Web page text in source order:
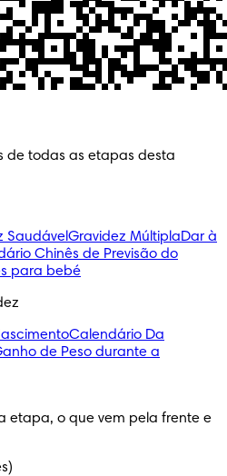
de todas as etapas desta
SaudávelGravidez MúltiplaDar à
Chinês de Previsão do
para bebé
Calendário Da
de Peso durante a
etapa, o que vem pela frente e